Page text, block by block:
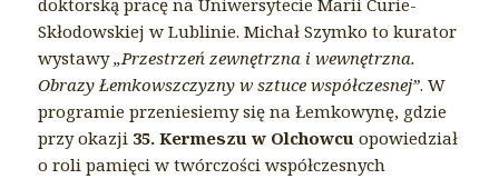
doktorską pracę na Uniwersytecie Marii Curie-
Skłodowskiej w Lublinie. Michał Szymko to kurator
wystawy„Przestrzeń zewnętrzna i wewnętrzna.
Obrazy Łemkowszczyzny w sztuce współczesnej”. W
programie przeniesiemy się na Łemkowynę, gdzie
przy okazji35. Kermeszu w Olchowcu opowiedział
o roli pamięci w twórczości współczesnych